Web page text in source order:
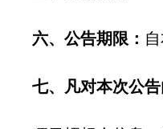
六、公告期限：
七、凡对本次公